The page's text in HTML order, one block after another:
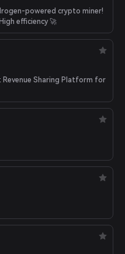
powered crypto miner!
efficiency 🚀
Revenue Sharing Platform for